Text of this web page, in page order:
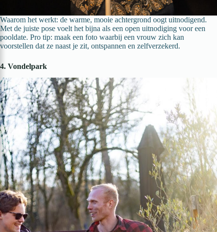
Waarom het werkt: de warme, mooie achtergrond oogt uitnodigend.
Met de juiste pose voelt het bijna als een open uitnodiging voor een
pooldate. Pro tip: maak een foto waarbij een vrouw zich kan
voorstellen dat ze naast je zit, ontspannen en zelfverzekerd.
4. Vondelpark